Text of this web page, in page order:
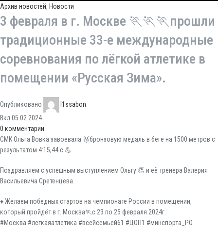
Архив новостей, Новости
3 февраля в г. Москве 🏃🏃🏃прошли
традиционные 33-е международные
соревнования по лёгкой атлетике в
помещении «Русская Зима».
Опубликовано
l1ssabon
Вкл 05.02.2024
0 комментарии
СМК Ольга Вовка завоевала 🥉бронзовую медаль в беге на 1500 метров с
результатом 4:15,44 с.💪
Поздравляем с успешным выступлением Ольгу 👏 и её тренера Валерия
Васильевича Сретенцева.
♦️ Желаем победных стартов на чемпионате России в помещении,
который пройдёт в г. Москва🏃с 23 по 25 февраля 2024г.
#Москва #легкаяатлетика #всейсемьей61 #ЦОП1 #минспорта_РО